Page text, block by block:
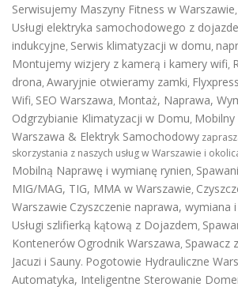
Serwisujemy Maszyny Fitness w Warszawie,
Usługi elektryka samochodowego z
indukcyjne, Serwis klimatyzacji w domu,
Montujemy wizjery z kamerą i kamery wifi,
drona, Awaryjnie otwieramy zamki,
Wifi, SEO Warszawa, Montaż, Naprawa,
Odgrzybianie Klimatyzacji w Domu, Mobilny
Warszawa & Elektryk Samochodowy
skorzystania z naszych usług w Warszawie i
Mobilną Naprawę i wymianę rynien,
MIG/MAG, TIG, MMA w Warszawie,
Warszawie Czyszczenie naprawa, wymiana
Usługi szlifierką kątową z Dojazdem,
Kontenerów Ogrodnik Warszawa, Spawacz
Jacuzi i Sauny. Pogotowie Hydrauliczne
Automatyka, Inteligentne Sterowanie